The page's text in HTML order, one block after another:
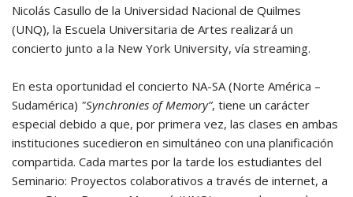
Nicolás Casullo de la Universidad Nacional de Quilmes
(UNQ), la Escuela Universitaria de Artes realizará un
concierto junto a la New York University, vía streaming.
En esta oportunidad el concierto NA-SA (Norte América –
Sudamérica) "Synchronies of Memory”, tiene un carácter
especial debido a que, por primera vez, las clases en ambas
instituciones sucedieron en simultáneo con una planificación
compartida. Cada martes por la tarde los estudiantes del
Seminario: Proyectos colaborativos a través de internet, a